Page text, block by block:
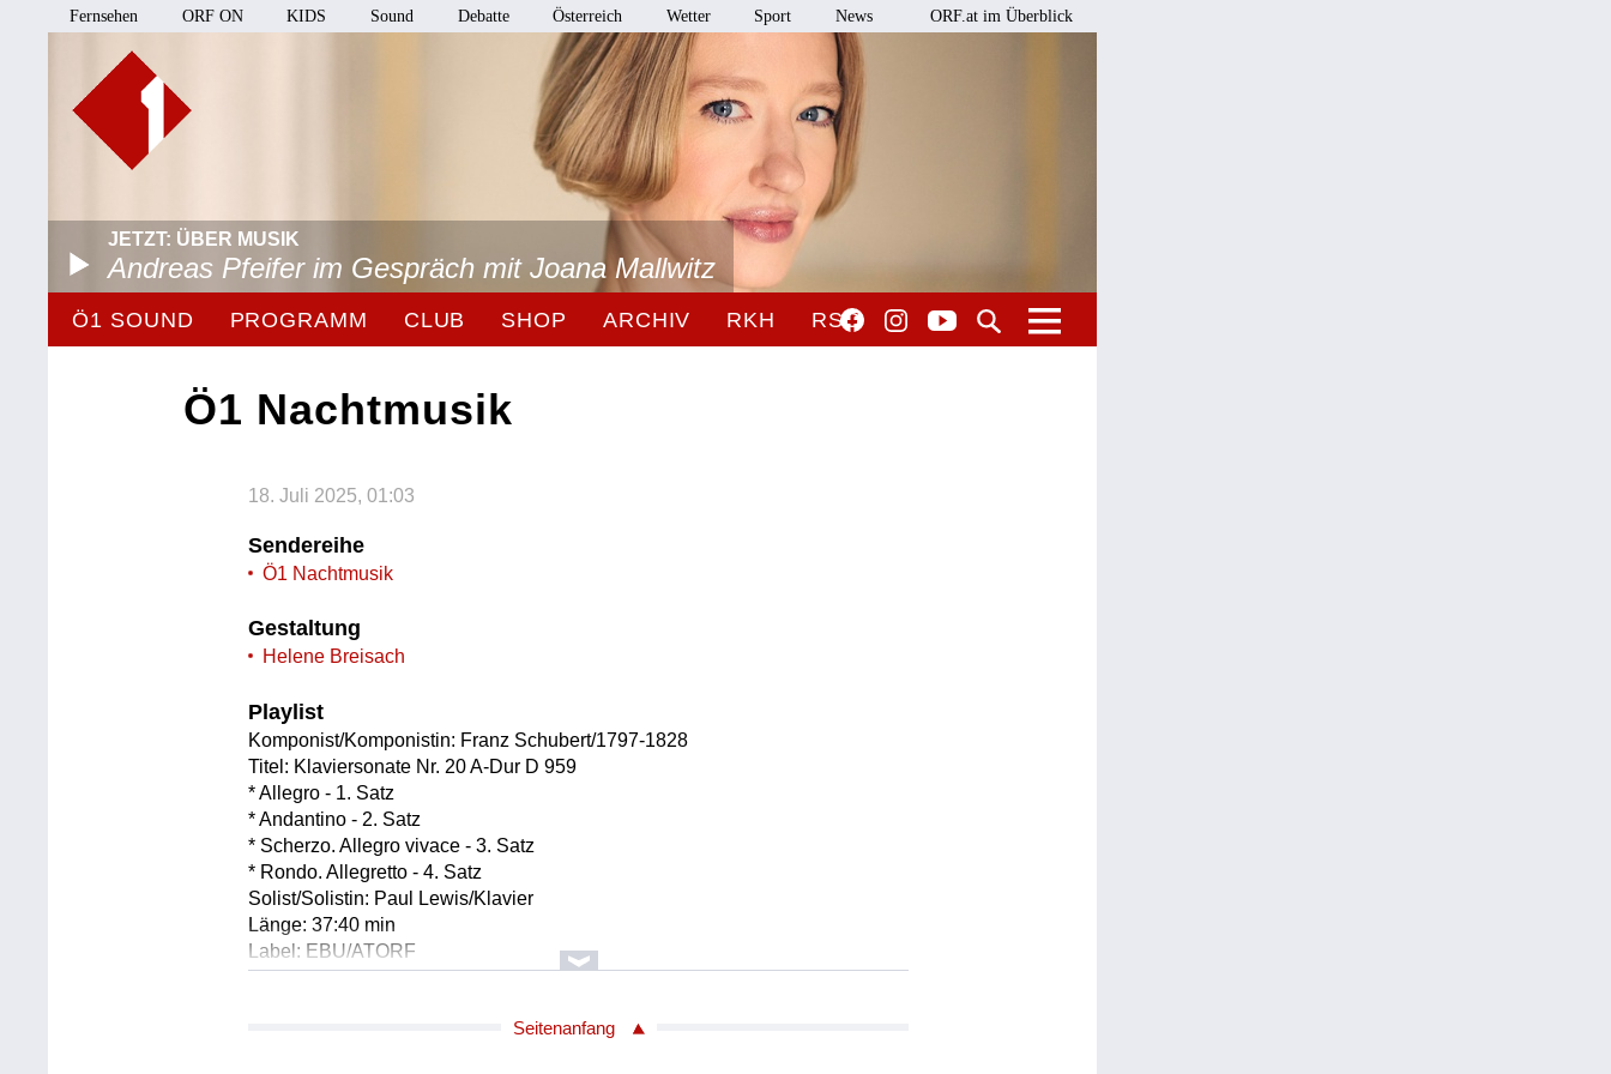
Fernsehen ORF ON KIDS Sound Debatte Österreich Wetter Sport News ORF.at im Überblick
JETZT: ÜBER MUSIK
Andreas Pfeifer im Gespräch mit Joana Mallwitz
Ö1 SOUND PROGRAMM CLUB SHOP ARCHIV RKH RSO
Ö1 Nachtmusik
18. Juli 2025, 01:03
Sendereihe
Ö1 Nachtmusik
Gestaltung
Helene Breisach
Playlist
Komponist/Komponistin: Franz Schubert/1797-1828
Titel: Klaviersonate Nr. 20 A-Dur D 959
* Allegro - 1. Satz
* Andantino - 2. Satz
* Scherzo. Allegro vivace - 3. Satz
* Rondo. Allegretto - 4. Satz
Solist/Solistin: Paul Lewis/Klavier
Länge: 37:40 min
Label: EBU/ATORF
Titel: Klaviersonate Nr. 21 B-Dur D 960
Seitenanfang